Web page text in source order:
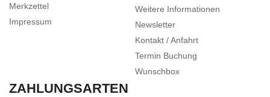
Merkzettel
Impressum
Weitere Informationen
Newsletter
Kontakt / Anfahrt
Termin Buchung
Wunschbox
ZAHLUNGSARTEN